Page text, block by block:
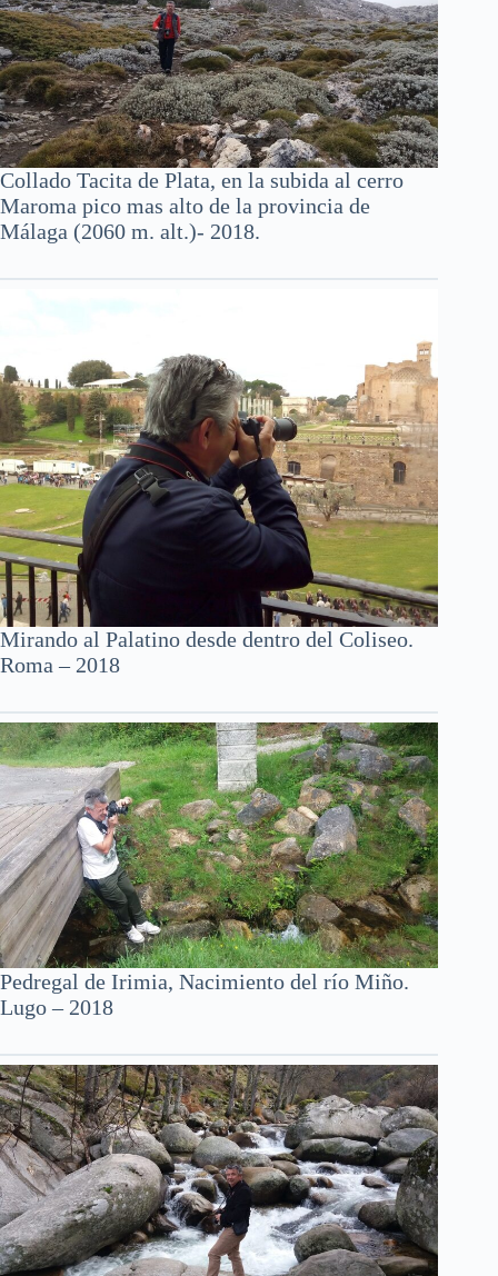
Collado Tacita de Plata, en la subida al cerro
Maroma pico mas alto de la provincia de
Málaga (2060 m. alt.)- 2018.
Mirando al Palatino desde dentro del Coliseo.
Roma – 2018
Pedregal de Irimia, Nacimiento del río Miño.
Lugo – 2018